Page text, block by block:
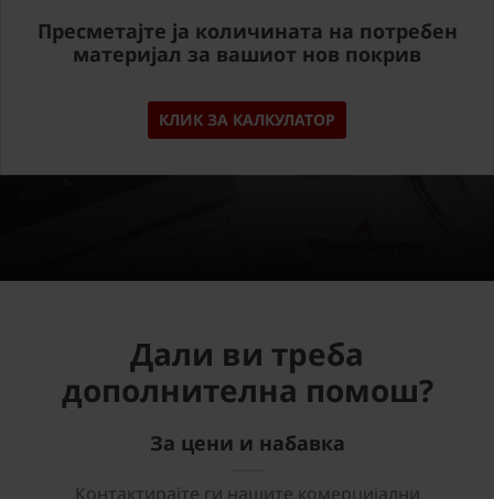
Пресметајте ја количината на потребен
материјал за вашиот нов покрив
КЛИК ЗА КАЛКУЛАТОР
Дали ви треба
дополнителна помош?
За цени и набавка
Контактирајте ги нашите комерцијални